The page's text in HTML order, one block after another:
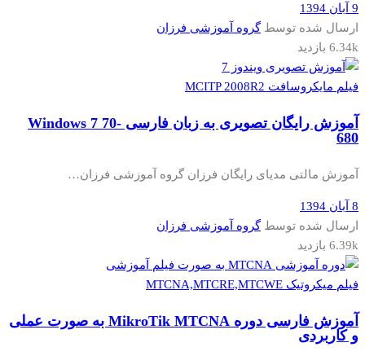
9 آبان 1394
ارسال شده توسطگروه آموزشی فرزان
6.34k بازدید
فیلم مایکروسافت MCITP 2008R2
آموزش رایگان تصویری به زبان فارسی Windows 7 70-
680
آموزش مالتی مدیای رایگان فرزان گروه آموزشی فرزان…
8 آبان 1394
ارسال شده توسطگروه آموزشی فرزان
6.39k بازدید
فیلم میکروتیک MTCNA,MTCRE,MTCWE
آموزش فارسی دوره MikroTik MTCNA به صورت عملی
و کاربردی